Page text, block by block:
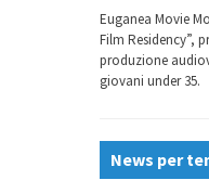
Euganea Movie
Film Residency”,
produzione
giovani under 35.
News per